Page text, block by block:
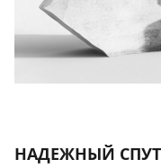
НАДЕЖНЫЙ